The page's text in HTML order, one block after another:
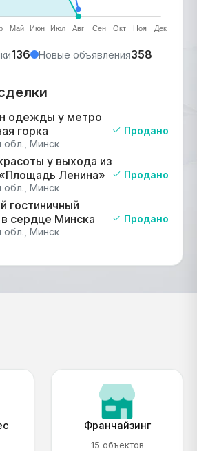
136 Новые объявления358
одежды у метро
горка
обл., Минск
Продано
у выхода из
Ленина»
обл., Минск
Продано
гостиничный
в сердце Минска
обл., Минск
Продано
Франчайзинг
15 объектов